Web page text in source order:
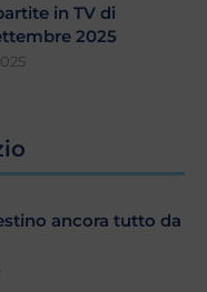
in TV di
2025
ancora tutto da